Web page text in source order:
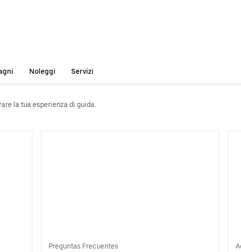
Noleggi Servizi
la tua esperienza di guida.
Preguntas Frecuentes